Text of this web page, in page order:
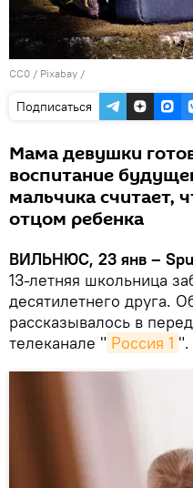
CC0 / Рixabay /
Подписаться
Мама девушки
воспитание
мальчика считает,
отцом ребенка
ВИЛЬНЮС, 23 янв –
13-летняя школьница
десятилетнего друга.
рассказывалось в
телеканале " Россия 1 ".